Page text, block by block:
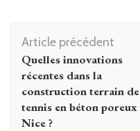
Navigation
d'article
Article précédent
Quelles innovations
récentes dans la
construction terrain de
tennis en béton poreux
Nice ?